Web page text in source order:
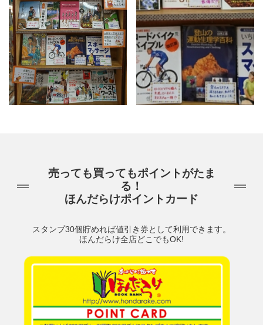
売っても買ってもポイントがたま
る！
ほんだらけポイントカード
スタンプ30個貯めれば値引き券として利用できます。
ほんだらけ全店どこでもOK!